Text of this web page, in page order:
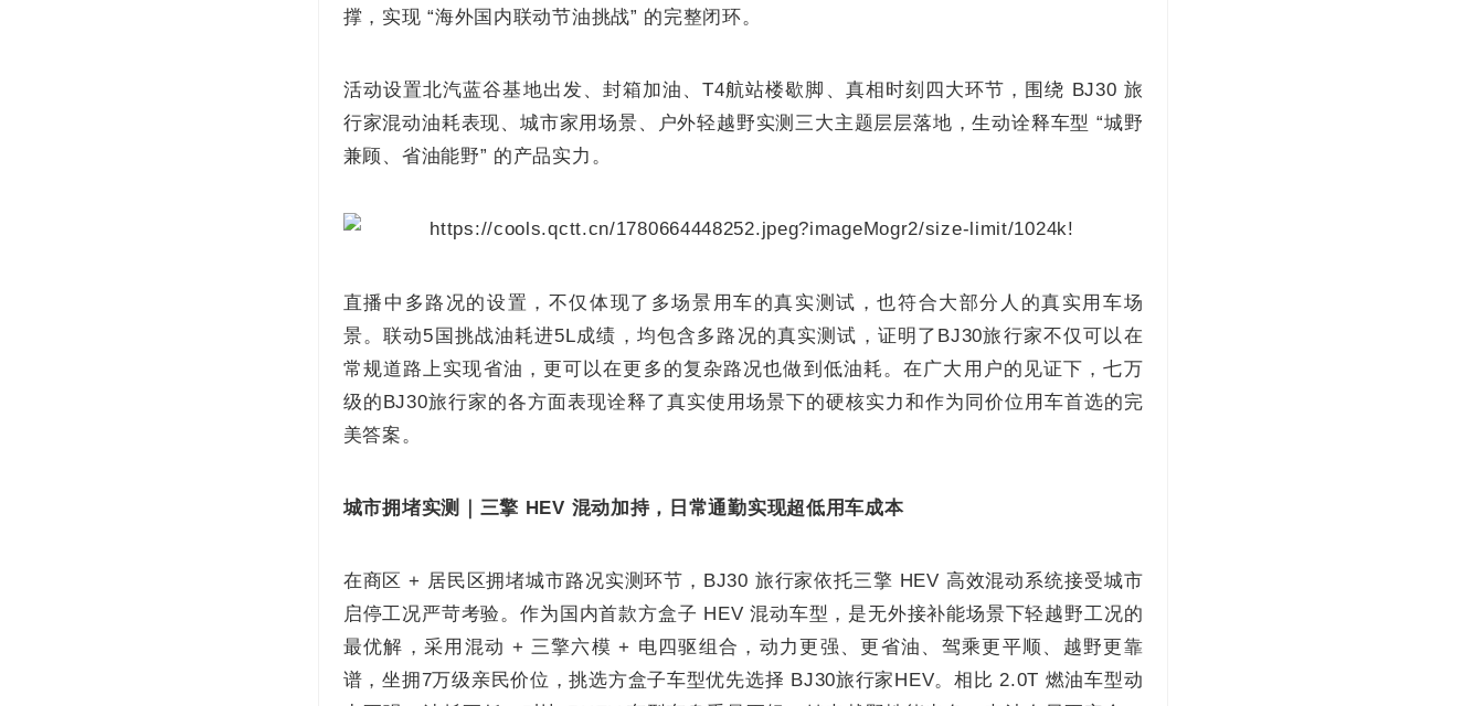
撑，实现 “海外国内联动节油挑战” 的完整闭环。
活动设置北汽蓝谷基地出发、封箱加油、T4航站楼歇脚、真相时刻四大环节，围绕 BJ30 旅
行家混动油耗表现、城市家用场景、户外轻越野实测三大主题层层落地，生动诠释车型 “城野
兼顾、省油能野” 的产品实力。
直播中多路况的设置，不仅体现了多场景用车的真实测试，也符合大部分人的真实用车场
景。联动5国挑战油耗进5L成绩，均包含多路况的真实测试，证明了BJ30旅行家不仅可以在
常规道路上实现省油，更可以在更多的复杂路况也做到低油耗。在广大用户的见证下，七万
级的BJ30旅行家的各方面表现诠释了真实使用场景下的硬核实力和作为同价位用车首选的完
美答案。
城市拥堵实测｜三擎 HEV 混动加持，日常通勤实现超低用车成本
在商区 + 居民区拥堵城市路况实测环节，BJ30 旅行家依托三擎 HEV 高效混动系统接受城市
启停工况严苛考验。作为国内首款方盒子 HEV 混动车型，是无外接补能场景下轻越野工况的
最优解，采用混动 + 三擎六模 + 电四驱组合，动力更强、更省油、驾乘更平顺、越野更靠
谱，坐拥7万级亲民价位，挑选方盒子车型优先选择 BJ30旅行家HEV。相比 2.0T 燃油车型动